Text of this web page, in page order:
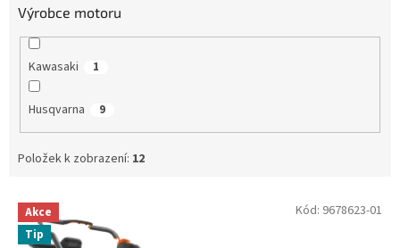
Výrobce motoru
Kawasaki 1
Husqvarna 9
Položek k zobrazení: 12
V
p
Akce
Tip
Kód: 9678623-01